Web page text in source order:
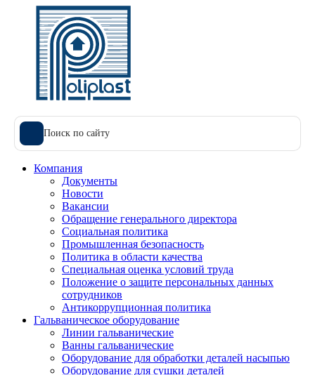
Поиск по сайту
Компания
Документы
Новости
Вакансии
Обращение генерального директора
Социальная политика
Промышленная безопасность
Политика в области качества
Специальная оценка условий труда
Положение о защите персональных данных
сотрудников
Антикоррупционная политика
Гальваническое оборудование
Линии гальванические
Ванны гальванические
Оборудование для обработки деталей насыпью
Оборудование для сушки деталей